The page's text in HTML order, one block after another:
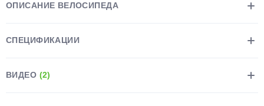
ОПИСАНИЕ ВЕЛОСИПЕДА
СПЕЦИФИКАЦИИ
ВИДЕО (2)